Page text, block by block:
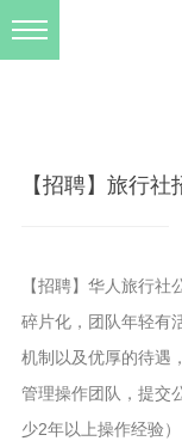
【招聘】旅行社
【招聘】华人旅行
碎片化，团队年轻有
机制以及优厚的待遇
管理操作团队，提交
少2年以上操作经验